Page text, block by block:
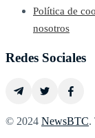
Política de
nosotros
Redes Sociales
© 2024 NewsBTC.